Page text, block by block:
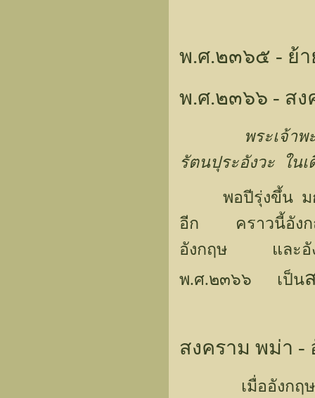
พ.ศ.๒๓๖๕ - ย้
พ.ศ.๒๓๖๖ - ส
พระเจ้า
รัตนปุระอังวะ ใ
พอปีรุ่งขึ้น มกร
อีก คราวนี้อังกฤ
อังกฤษ และอัง
พ.ศ.๒๓๖๖ เป็น
สงคราม พม่า -
เมื่ออังกฤษปร